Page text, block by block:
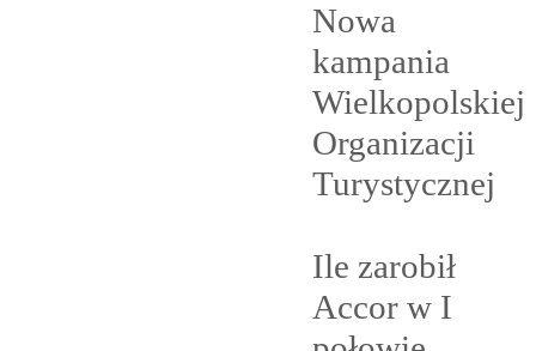
Nowa
kampania
Wielkopolskiej
Organizacji
Turystycznej
Ile zarobił
Accor w I